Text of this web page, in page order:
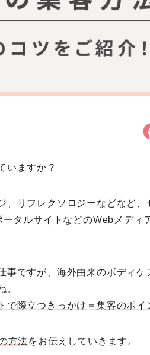
いますか？
、
リフレクソロジーなどなど
タルサイトなどのWebメディ
ですが、海外由来のボディケ
。
で際立つきっかけ＝集客のポイ
方法をお伝えしていきます。